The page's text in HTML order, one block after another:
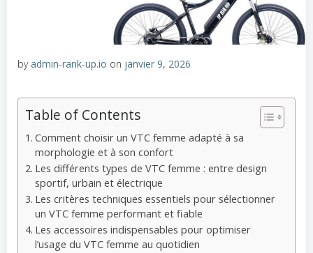
byadmin-rank-up.io on janvier 9, 2026
Table of Contents
Comment choisir un VTC femme adapté à sa
morphologie et à son confort
Les différents types de VTC femme : entre design
sportif, urbain et électrique
Les critères techniques essentiels pour sélectionner
un VTC femme performant et fiable
Les accessoires indispensables pour optimiser
l’usage du VTC femme au quotidien